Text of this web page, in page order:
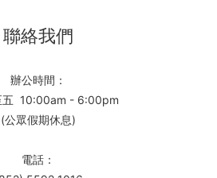
聯絡我們
辦公時間：
五 10:00am - 6:00pm
(公眾假期休息)
電話：